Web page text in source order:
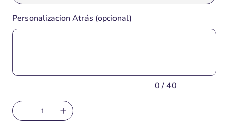
Personalizacion Atrás (opcional)
40
0 / 40